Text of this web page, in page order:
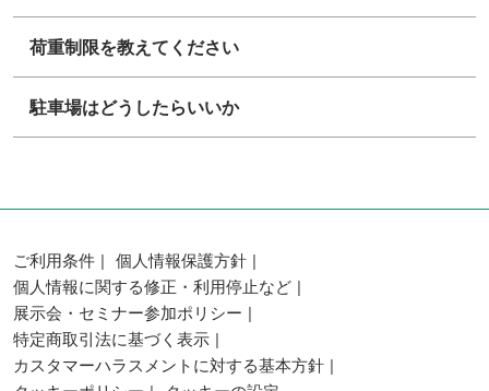
荷重制限を教えてください
駐車場はどうしたらいいか
ご利用条件
個人情報保護方針
個人情報に関する修正・利用停止など
展示会・セミナー参加ポリシー
特定商取引法に基づく表示
カスタマーハラスメントに対する基本方針